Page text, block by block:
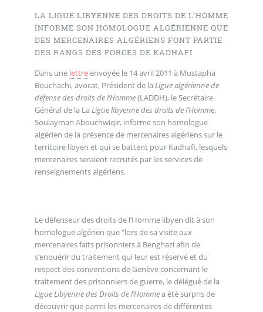
LA LIGUE LIBYENNE DES DROITS DE L’HOMME
INFORME SON HOMOLOGUE ALGÉRIENNE QUE
DES MERCENAIRES ALGÉRIENS FONT PARTIE
DES RANGS DES FORCES DE KADHAFI
Dans une lettreenvoyée le 14 avril 2011 à Mustapha
Bouchachi, avocat, Président de la Ligue algérienne de
défense des droits de l’Homme(LADDH), le Secrétaire
Général de la La Ligue libyenne des droits de l’Homme,
Soulayman Abouchwiqir, informe son homologue
algérien de la présence de mercenaires algériens sur le
territoire libyen et qui se battent pour Kadhafi, lesquels
mercenaires seraient recrutés par les services de
renseignements algériens.
Le défenseur des droits de l’Homme libyen dit à son
homologue algérien que "lors de sa visite aux
mercenaires faits prisonniers à Benghazi afin de
s’enquérir du traitement qui leur est réservé et du
respect des conventions de Genève concernant le
traitement des prisonniers de guerre, le délégué de la
Ligue Libyenne des Droits de l’Hommea été surpris de
découvrir que parmi les mercenaires de différentes